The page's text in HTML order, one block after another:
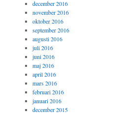
december 2016
november 2016
oktober 2016
september 2016
augusti 2016
juli 2016
juni 2016
maj 2016
april 2016
mars 2016
februari 2016
januari 2016
december 2015